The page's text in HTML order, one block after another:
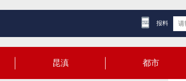
报料
昆滇 都市
老味道、新突围！安宁这家店把米糕玩
出 “新花样”